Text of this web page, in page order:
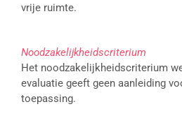
vrije ruimte.
Noodzakelijkheidscriterium
Het noodzakelijkheidscriterium
evaluatie geeft geen aanleiding
toepassing.